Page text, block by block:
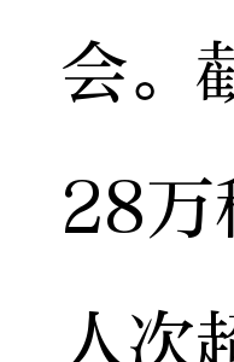
会。
28万
人次